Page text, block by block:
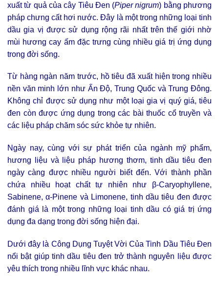
xuất từ quả của cây Tiêu Đen (Piper nigrum) bằng phương
pháp chưng cất hơi nước. Đây là một trong những loại tinh
dầu gia vị được sử dụng rộng rãi nhất trên thế giới nhờ
mùi hương cay ấm đặc trưng cùng nhiều giá trị ứng dụng
trong đời sống.
Từ hàng ngàn năm trước, hồ tiêu đã xuất hiện trong nhiều
nền văn minh lớn như Ấn Độ, Trung Quốc và Trung Đông.
Không chỉ được sử dụng như một loại gia vị quý giá, tiêu
đen còn được ứng dụng trong các bài thuốc cổ truyền và
các liệu pháp chăm sóc sức khỏe tự nhiên.
Ngày nay, cùng với sự phát triển của ngành mỹ phẩm,
hương liệu và liệu pháp hương thơm, tinh dầu tiêu đen
ngày càng được nhiều người biết đến. Với thành phần
chứa nhiều hoạt chất tự nhiên như β-Caryophyllene,
Sabinene, α-Pinene và Limonene, tinh dầu tiêu đen được
đánh giá là một trong những loại tinh dầu có giá trị ứng
dụng đa dạng trong đời sống hiện đại.
Dưới đây là Công Dụng Tuyệt Vời Của Tinh Dầu Tiêu Đen
nổi bật giúp tinh dầu tiêu đen trở thành nguyên liệu được
yêu thích trong nhiều lĩnh vực khác nhau.